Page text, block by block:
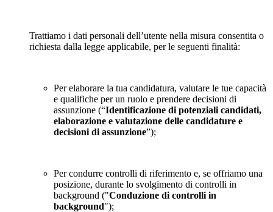
Trattiamo i dati personali dell’utente nella misura consentita o
richiesta dalla legge applicabile, per le seguenti finalità:
Per elaborare la tua candidatura, valutare le tue capacità
e qualifiche per un ruolo e prendere decisioni di
assunzione (“Identificazione di potenziali candidati,
elaborazione e valutazione delle candidature e
decisioni di assunzione”);
Per condurre controlli di riferimento e, se offriamo una
posizione, durante lo svolgimento di controlli in
background ("Conduzione di controlli in
background");